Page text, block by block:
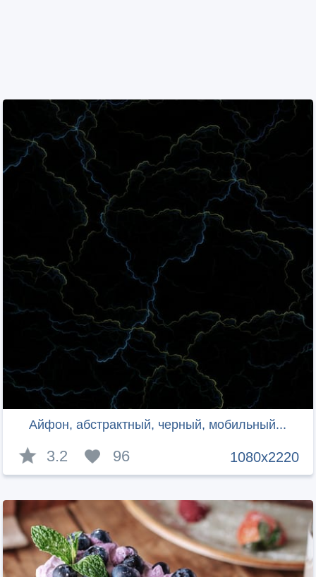
Айфон, абстрактный, черный, мобильный...
1080x2220
3.2 96